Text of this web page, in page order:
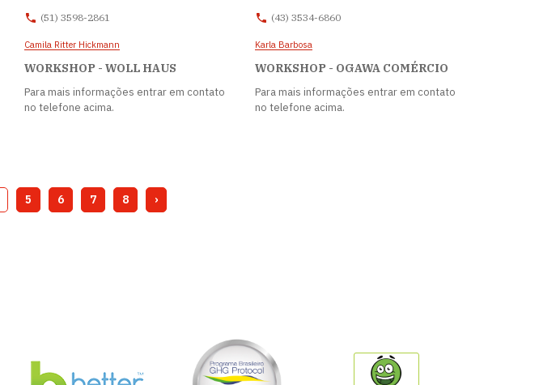
(51) 3598-2861
Camila Ritter Hickmann
WORKSHOP - WOLL HAUS
Para mais informações entrar em contato
no telefone acima.
(43) 3534-6860
Karla Barbosa
WORKSHOP - OGAWA COMÉRCIO
Para mais informações entrar em contato
no telefone acima.
5 6 7 8 ›